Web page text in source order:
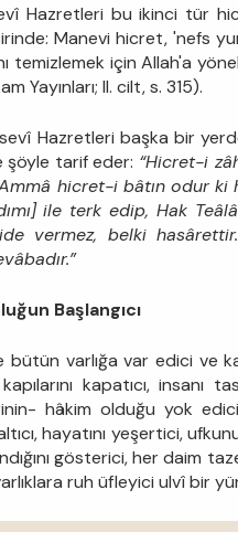
Hazretleri bu ikinci tür
Manevi hicret, 'nefs
temizlemek için Allah'a
Yayınları; II. cilt, s. 315).
Hazretleri başka bir
şöyle tarif eder: “Hicret-i
hicret-i bâtın odur ki
ile terk edip, Hak
vermez, belki
Başlangıcı
varlığa var edici ve
kapatıcı, insanı
hâkim olduğu yok
hayatını yeşertici,
gösterici, her daim
ruh üfleyici ulvî bir